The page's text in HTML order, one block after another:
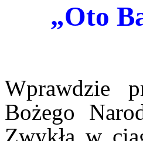
„Oto
Wprawdzie
Bożego